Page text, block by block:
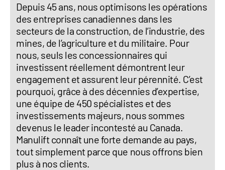
Depuis 45 ans, nous optimisons les opérations
des entreprises canadiennes dans les
secteurs de la construction, de l’industrie, des
mines, de l’agriculture et du militaire. Pour
nous, seuls les concessionnaires qui
investissent réellement démontrent leur
engagement et assurent leur pérennité. C’est
pourquoi, grâce à des décennies d’expertise,
une équipe de 450 spécialistes et des
investissements majeurs, nous sommes
devenus le leader incontesté au Canada.
Manulift connaît une forte demande au pays,
tout simplement parce que nous offrons bien
plus à nos clients.